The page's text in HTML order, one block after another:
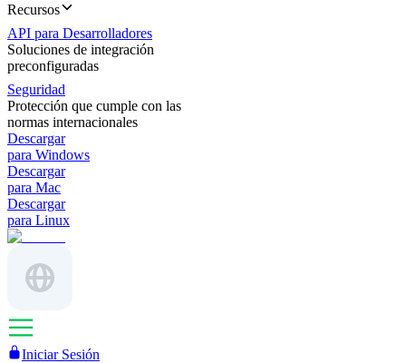
Recursos
API para Desarrolladores
Soluciones de integración
preconfiguradas
Seguridad
Protección que cumple con las
normas internacionales
Descargar
para Windows
Descargar
para Mac
Descargar
para Linux
Iniciar Sesión